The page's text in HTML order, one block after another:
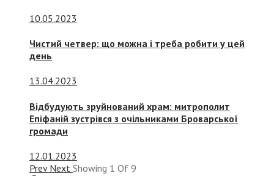
10.05.2023
Чистий четвер: що можна і треба робити у цей
день
13.04.2023
Відбудують зруйнований храм: митрополит
Епіфаній зустрівся з очільниками Броварської
громади
12.01.2023
Prev Next Showing 1 Of 9